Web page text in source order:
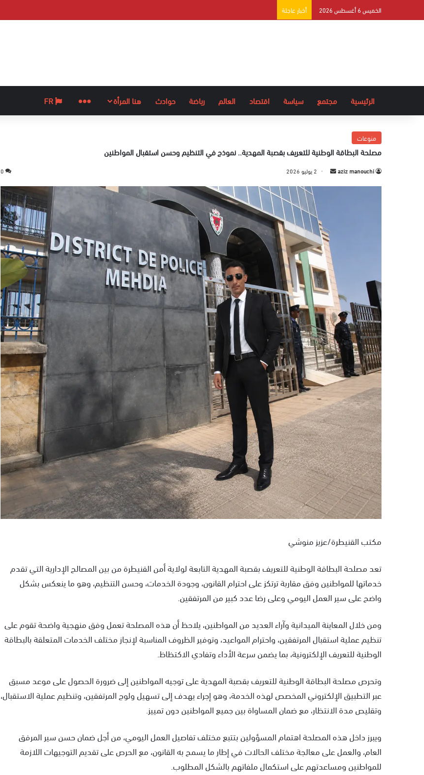
الخميس 6 أغسطس 2026 أخبار عاجلة
الرئيسية مجتمع سياسة اقتصاد العالم رياضة حوادث هنا المرأة المزيد
منوعات
مصلحة البطاقة الوطنية للتعريف بقصبة المهدية.. نموذج في التنظيم وحسن استقبال المواطنين
aziz manouchi
ر
ي
د
ا
إ
ل
ت
ر
و
ن
ي
ا
2 يوليو 2026 0
مكتب القنيطرة/عزيز منوشي
تعد مصلحة البطاقة الوطنية للتعريف بقصبة المهدية التابعة لولاية أمن القنيطرة من بين المصالح الإدارية التي تقدم
خدماتها للمواطنين وفق مقاربة ترتكز على احترام القانون، وجودة الخدمات، وحسن التنظيم، وهو ما ينعكس بشكل
واضح على سير العمل اليومي وعلى رضا عدد كبير من المرتفقين.
ومن خلال المعاينة الميدانية وآراء العديد من المواطنين، يلاحظ أن هذه المصلحة تعمل وفق منهجية واضحة تقوم على
تنظيم عملية استقبال المرتفقين، واحترام المواعيد، وتوفير الظروف المناسبة لإنجاز مختلف الخدمات المتعلقة بالبطاقة
الوطنية للتعريف الإلكترونية، بما يضمن سرعة الأداء وتفادي الاكتظاظ.
وتحرص مصلحة البطاقة الوطنية للتعريف بقصبة المهدية على توجيه المواطنين إلى ضرورة الحصول على موعد مسبق
عبر التطبيق الإلكتروني المخصص لهذه الخدمة، وهو إجراء يهدف إلى تسهيل ولوج المرتفقين، وتنظيم عملية الاستقبال،
وتقليص مدة الانتظار، مع ضمان المساواة بين جميع المواطنين دون تمييز.
ويبرز داخل هذه المصلحة اهتمام المسؤولين بتتبع مختلف تفاصيل العمل اليومي، من أجل ضمان حسن سير المرفق
العام، والعمل على معالجة مختلف الحالات في إطار ما يسمح به القانون، مع الحرص على تقديم التوجيهات اللازمة
للمواطنين ومساعدتهم على استكمال ملفاتهم بالشكل المطلوب.